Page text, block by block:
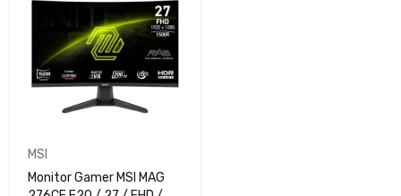
MSI
Monitor Gamer MSI MAG